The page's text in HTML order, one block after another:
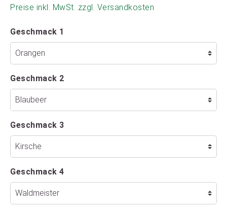
Preise inkl. MwSt. zzgl. Versandkosten
Geschmack 1
Geschmack 2
Geschmack 3
Geschmack 4